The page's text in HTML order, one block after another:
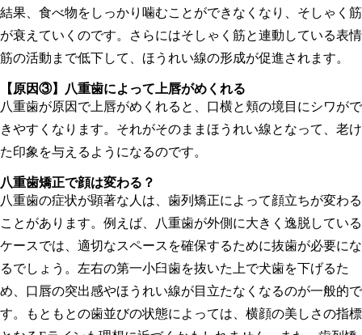
結果、食べ物をしっかり噛むことができなくなり、そしゃく筋
が衰えていくのです。さらにはそしゃく筋と連動している表情
筋の活動まで低下して、ほうれい線の形成が促進されます。
【原因③】
八重歯によって上唇がめくれる
八重歯が原因で上唇がめくれると、口横と頬の境目にシワがで
きやすくなります。それがそのままほうれい線となって、老け
た印象を与えるようになるのです。
八重歯矯正で顔は変わる？
八重歯の症状が顕著な人は、歯列矯正によって顔立ちが変わる
ことがあります。例えば、八重歯が外側に大きく逸脱している
ケースでは、適切なスペースを確保するために抜歯が必要にな
るでしょう。左右の第一小臼歯を抜いた上で犬歯を下げるた
め、口唇の突出感やほうれい線が目立たなくなるのが一般的で
す。もともとの歯並びの状態によっては、横顔の美しさの指標